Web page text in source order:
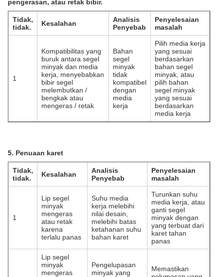
pengerasan, atau retak bibir.
Tidak,
tidak.
Kesalahan
Analisis
Penyebab
Penyelesaian
masalah
1
Kompatibilitas yang
buruk antara segel
minyak dan media
kerja, menyebabkan
bibir segel
melembutkan /
bengkak atau
mengeras / retak
Bahan
segel
minyak
tidak
kompatibel
dengan
media
kerja
Pilih media kerja
yang sesuai
berdasarkan
bahan segel
minyak, atau
pilih bahan
segel minyak
yang sesuai
berdasarkan
media kerja
5. Penuaan karet
Tidak,
tidak.
Kesalahan
Analisis
Penyebab
Penyelesaian
masalah
1
Lip segel
minyak
mengeras
atau retak
karena
terlalu panas
Suhu media
kerja melebihi
nilai desain,
melebihi batas
ketahanan suhu
bahan karet
Turunkan suhu
media kerja, atau
ganti segel
minyak dengan
yang terbuat dari
karet tahan
panas
Lip segel
minyak
mengeras
Pengelupasan
minyak yang
Memastikan